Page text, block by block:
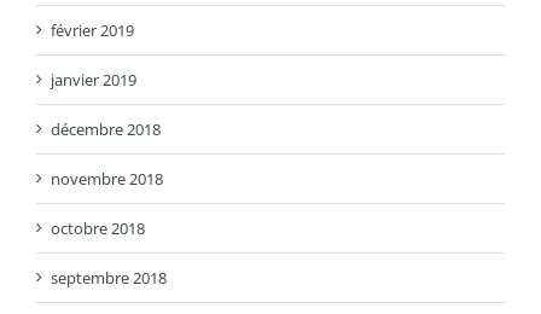
février 2019
janvier 2019
décembre 2018
novembre 2018
octobre 2018
septembre 2018